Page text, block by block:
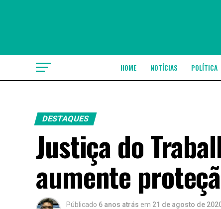
HOME NOTÍCIAS POLÍTICA
DESTAQUES
Justiça do
aumente
Públicado 6 anos atrás em 21 de agosto de